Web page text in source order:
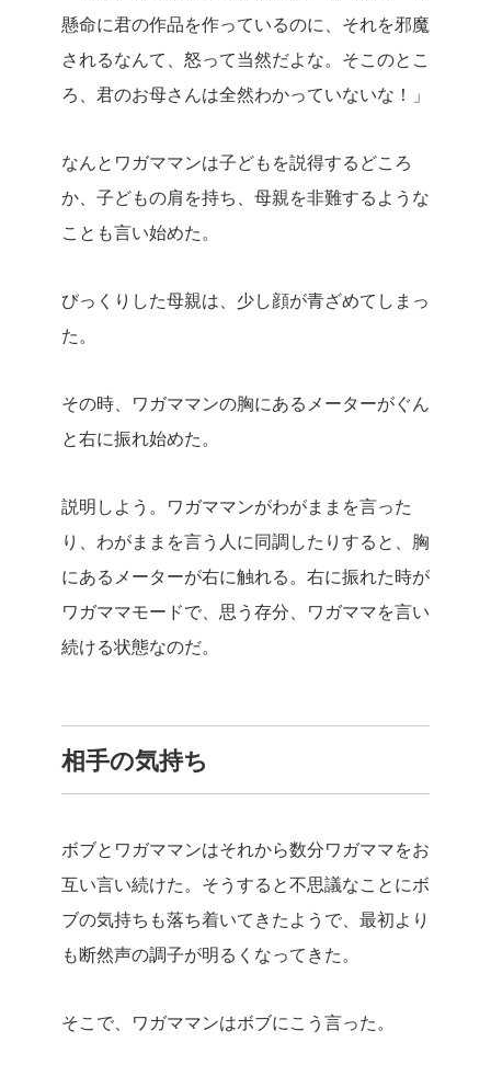
懸命に君の作品を作っているのに、それを邪魔
されるなんて、怒って当然だよな。そこのとこ
ろ、君のお母さんは全然わかっていないな！」
なんとワガママンは子どもを説得するどころ
か、子どもの肩を持ち、母親を非難するような
ことも言い始めた。
びっくりした母親は、少し顔が青ざめてしまっ
た。
その時、ワガママンの胸にあるメーターがぐん
と右に振れ始めた。
説明しよう。ワガママンがわがままを言った
り、わがままを言う人に同調したりすると、胸
にあるメーターが右に触れる。右に振れた時が
ワガママモードで、思う存分、ワガママを言い
続ける状態なのだ。
相手の気持ち
ボブとワガママンはそれから数分ワガママをお
互い言い続けた。そうすると不思議なことにボ
ブの気持ちも落ち着いてきたようで、最初より
も断然声の調子が明るくなってきた。
そこで、ワガママンはボブにこう言った。